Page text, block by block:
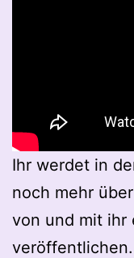
Ihr werdet in
noch mehr
von und mit ihr